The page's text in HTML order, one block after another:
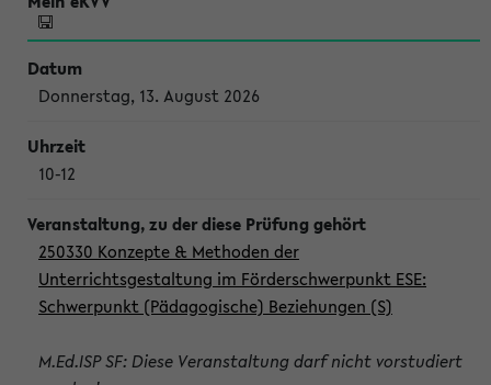
Donnerstag, 13. August 2026
10-12
250330 Konzepte & Methoden der
Unterrichtsgestaltung im Förderschwerpunkt ESE:
Schwerpunkt (Pädagogische) Beziehungen (S)
M.Ed.ISP SF: Diese Veranstaltung darf nicht vorstudiert